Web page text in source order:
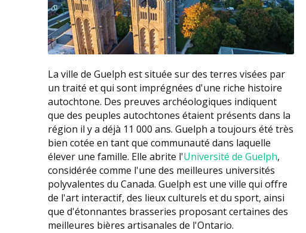
La ville de Guelph est située sur des terres visées par
un traité et qui sont imprégnées d'une riche histoire
autochtone. Des preuves archéologiques indiquent
que des peuples autochtones étaient présents dans la
région il y a déjà 11 000 ans. Guelph a toujours été très
bien cotée en tant que communauté dans laquelle
élever une famille. Elle abrite l'Université de Guelph,
considérée comme l'une des meilleures universités
polyvalentes du Canada. Guelph est une ville qui offre
de l'art interactif, des lieux culturels et du sport, ainsi
que d'étonnantes brasseries proposant certaines des
meilleures bières artisanales de l'Ontario.